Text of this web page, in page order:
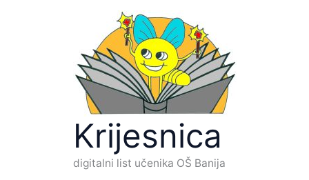
Krijesnica
digitalni list učenika OŠ Banija